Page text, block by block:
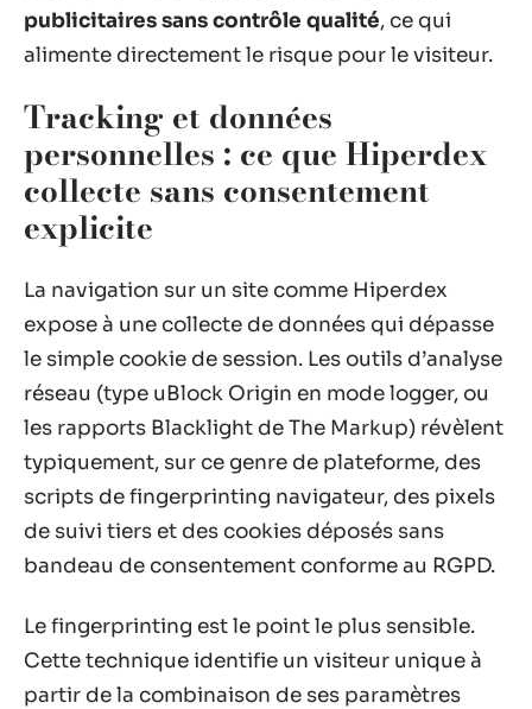
publicitaires sans contrôle qualité, ce qui
alimente directement le risque pour le visiteur.
Tracking et données
personnelles : ce que Hiperdex
collecte sans consentement
explicite
La navigation sur un site comme Hiperdex
expose à une collecte de données qui dépasse
le simple cookie de session. Les outils d’analyse
réseau (type uBlock Origin en mode logger, ou
les rapports Blacklight de The Markup) révèlent
typiquement, sur ce genre de plateforme, des
scripts de fingerprinting navigateur, des pixels
de suivi tiers et des cookies déposés sans
bandeau de consentement conforme au RGPD.
Le fingerprinting est le point le plus sensible.
Cette technique identifie un visiteur unique à
partir de la combinaison de ses paramètres